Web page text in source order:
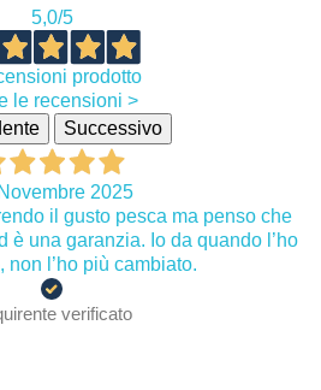
5,0/5
prodotto
le recensioni >
Successivo
2025
il gusto pesca ma penso che
è una garanzia. Io da quando l’ho
non l’ho più cambiato.
verificato